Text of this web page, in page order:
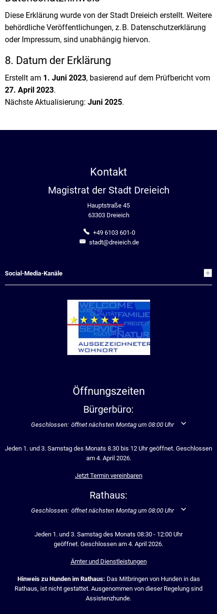
Diese Erklärung wurde von der Stadt Dreieich erstellt. Weitere
behördliche Veröffentlichungen, z. B. Datenschutzerklärung
oder Impressum, sind unabhängig hiervon.
8. Datum der Erklärung
Erstellt am 1. Juni 2023, basierend auf dem Prüfbericht vom
27. April 2023.
Nächste Aktualisierung: Juni 2025.
Kontakt
Magistrat der Stadt Dreieich
Hauptstraße 45
63303 Dreieich
+49 6103 601-0
stadt@dreieich.de
Social-Media-Kanäle
Öffnungszeiten
Bürgerbüro:
Klicken, um weitere Öffnungs- oder Schließzeiten auszublenden
Geschlossen: öffnet nächsten Montag um 08:00 Uhr
Jeden 1. und 3. Samstag des Monats 8.30 bis 12 Uhr geöffnet. Geschlossen
am 4. April 2026.
Jetzt Termin vereinbaren
Rathaus:
Klicken, um weitere Öffnungs- oder Schließzeiten auszublenden
Geschlossen: öffnet nächsten Montag um 08:00 Uhr
Jeden 1. und 3. Samstag des Monats 08:30 - 12:00 Uhr
geöffnet. Geschlossen am 4. April 2026.
Ämter und Dienstleistungen
Hinweis zu Hunden im Rathaus: Das Mitbringen von Hunden in das
Rathaus, ist nicht gestattet. Ausgenommen von dieser Regelung sind
Assistenzhunde.